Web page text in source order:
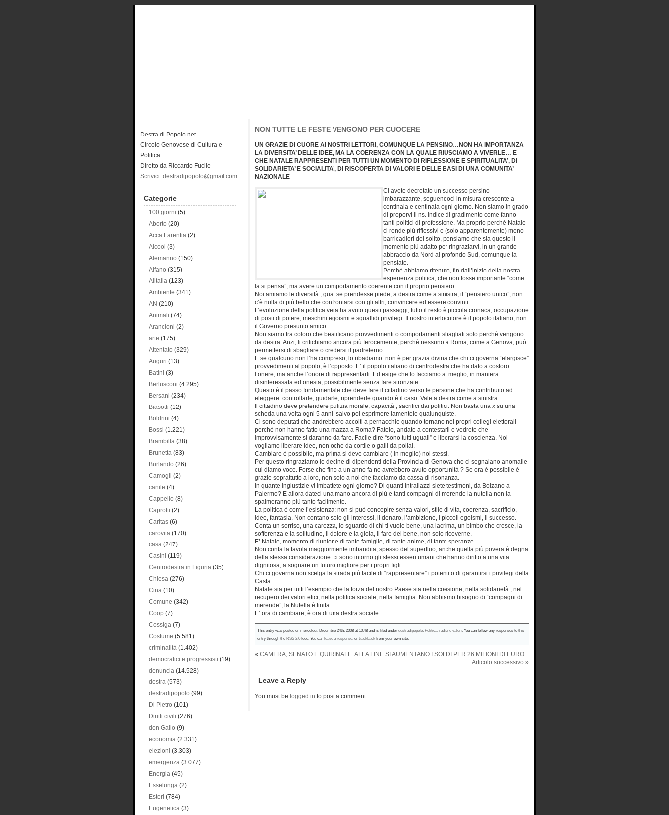
NON TUTTE LE FESTE VENGONO PER CUOCERE
UN GRAZIE DI CUORE AI NOSTRI LETTORI, COMUNQUE LA PENSINO…NON HA IMPORTANZA
LA DIVERSITA’ DELLE IDEE, MA LA COERENZA CON LA QUALE RIUSCIAMO A VIVERLE… E
CHE NATALE RAPPRESENTI PER TUTTI UN MOMENTO DI RIFLESSIONE E SPIRITUALITA’, DI
SOLIDARIETA’ E SOCIALITA’, DI RISCOPERTA DI VALORI E DELLE BASI DI UNA COMUNITA’
NAZIONALE
Ci avete decretato un successo persino
imbarazzante, seguendoci in misura crescente a
centinaia e centinaia ogni giorno. Non siamo in grado
di proporvi il ns. indice di gradimento come fanno
tanti politici di professione. Ma proprio perchè Natale
ci rende più riflessivi e (solo apparentemente) meno
barricadieri del solito, pensiamo che sia questo il
momento più adatto per ringraziarvi, in un grande
abbraccio da Nord al profondo Sud, comunque la
pensiate.
Perchè abbiamo ritenuto, fin dall’inizio della nostra
esperienza politica, che non fosse importante “come
la si pensa”, ma avere un comportamento coerente con il proprio pensiero.
Noi amiamo le diversità , guai se prendesse piede, a destra come a sinistra, il “pensiero unico”, non
c’è nulla di più bello che confrontarsi con gli altri, convincere ed essere convinti.
L’evoluzione della politica vera ha avuto questi passaggi, tutto il resto è piccola cronaca, occupazione
di posti di potere, meschini egoismi e squallidi privilegi. Il nostro interlocutore è il popolo italiano, non
il Governo presunto amico.
Non siamo tra coloro che beatificano provvedimenti o comportamenti sbagliati solo perchè vengono
da destra. Anzi, li critichiamo ancora più ferocemente, perchè nessuno a Roma, come a Genova, può
permettersi di sbagliare o credersi il padreterno.
E se qualcuno non l’ha compreso, lo ribadiamo: non è per grazia divina che chi ci governa “elargisce”
provvedimenti al popolo, è l’opposto. E’ il popolo italiano di centrodestra che ha dato a costoro
l’onere, ma anche l’onore di rappresentarli. Ed esige che lo facciamo al meglio, in maniera
disinteressata ed onesta, possibilmente senza fare stronzate.
Questo è il passo fondamentale che deve fare il cittadino verso le persone che ha contribuito ad
eleggere: controllarle, guidarle, riprenderle quando è il caso. Vale a destra come a sinistra.
Il cittadino deve pretendere pulizia morale, capacità , sacrifici dai politici. Non basta una x su una
scheda una volta ogni 5 anni, salvo poi esprimere lamentele qualunquiste.
Ci sono deputati che andrebbero accolti a pernacchie quando tornano nei propri collegi elettorali
perchè non hanno fatto una mazza a Roma? Fatelo, andate a contestarli e vedrete che
improvvisamente si daranno da fare. Facile dire “sono tutti uguali” e liberarsi la coscienza. Noi
vogliamo liberare idee, non oche da cortile o galli da pollai.
Cambiare è possibile, ma prima si deve cambiare ( in meglio) noi stessi.
Per questo ringraziamo le decine di dipendenti della Provincia di Genova che ci segnalano anomalie
cui diamo voce. Forse che fino a un anno fa ne avrebbero avuto opportunità ? Se ora è possibile è
grazie soprattutto a loro, non solo a noi che facciamo da cassa di risonanza.
In quante ingiustizie vi imbattete ogni giorno? Di quanti intrallazzi siete testimoni, da Bolzano a
Palermo? E allora dateci una mano ancora di più e tanti compagni di merende la nutella non la
spalmeranno più tanto facilmente.
La politica è come l’esistenza: non si può concepire senza valori, stile di vita, coerenza, sacrificio,
idee, fantasia. Non contano solo gli interessi, il denaro, l’ambizione, i piccoli egoismi, il successo.
Conta un sorriso, una carezza, lo sguardo di chi ti vuole bene, una lacrima, un bimbo che cresce, la
sofferenza e la solitudine, il dolore e la gioia, il fare del bene, non solo riceverne.
E’ Natale, momento di riunione di tante famiglie, di tante anime, di tante speranze.
Non conta la tavola maggiormente imbandita, spesso del superfluo, anche quella più povera è degna
della stessa considerazione: ci sono intorno gli stessi esseri umani che hanno diritto a una vita
dignitosa, a sognare un futuro migliore per i propri figli.
Chi ci governa non scelga la strada più facile di “rappresentare” i potenti o di garantirsi i privilegi della
Casta.
Natale sia per tutti l’esempio che la forza del nostro Paese sta nella coesione, nella solidarietà , nel
recupero dei valori etici, nella politica sociale, nella famiglia. Non abbiamo bisogno di “compagni di
merende”, la Nutella è finita.
E’ ora di cambiare, è ora di una destra sociale.
This entry was posted on mercoledì, Dicembre 24th, 2008 at 10:48 and is filed under destradipopolo Politica radici e valori . You can follow any responses to this
entry through the RSS 2.0 feed. You can leave a response , or trackback from your own site.
« CAMERA, SENATO E QUIRINALE: ALLA FINE SI AUMENTANO I SOLDI PER 26 MILIONI DI EURO
Articolo successivo »
Leave a Reply
You must be logged in to post a comment.
Destra di Popolo.net
Circolo Genovese di Cultura e
Politica
Diretto da Riccardo Fucile
Scrivici: destradipopolo@gmail.com
Categorie
100 giorni (5)
Aborto (20)
Acca Larentia (2)
Alcool (3)
Alemanno (150)
Alfano (315)
Alitalia (123)
Ambiente (341)
AN (210)
Animali (74)
Arancioni (2)
arte (175)
Attentato (329)
Auguri (13)
Batini (3)
Berlusconi (4.295)
Bersani (234)
Biasotti (12)
Boldrini (4)
Bossi (1.221)
Brambilla (38)
Brunetta (83)
Burlando (26)
Camogli (2)
canile (4)
Cappello (8)
Caprotti (2)
Caritas (6)
carovita (170)
casa (247)
Casini (119)
Centrodestra in Liguria (35)
Chiesa (276)
Cina (10)
Comune (342)
Coop (7)
Cossiga (7)
Costume (5.581)
criminalità (1.402)
democratici e progressisti (19)
denuncia (14.528)
destra (573)
destradipopolo (99)
Di Pietro (101)
Diritti civili (276)
don Gallo (9)
economia (2.331)
elezioni (3.303)
emergenza (3.077)
Energia (45)
Esselunga (2)
Esteri (784)
Eugenetica (3)